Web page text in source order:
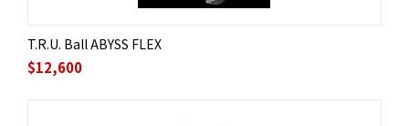
T.R.U. Ball ABYSS FLEX
$12,600